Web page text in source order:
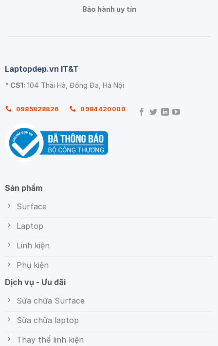
Bảo hành uy tín
Laptopdep.vn IT&T
* CS1: 104 Thái Hà, Đống Đa, Hà Nội
0985828826 0984420000
Sản phẩm
Surface
Laptop
Linh kiện
Phụ kiện
Dịch vụ - Ưu đãi
Sửa chữa Surface
Sữa chữa laptop
Thay thế linh kiện